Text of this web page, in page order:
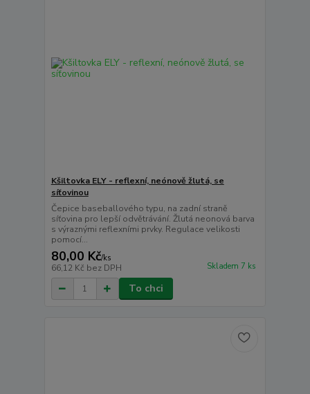
Kšiltovka ELY - reflexní, neónově žlutá, se
síťovinou
Čepice baseballového typu, na zadní straně
síťovina pro lepší odvětrávání. Žlutá neonová barva
s výraznými reflexními prvky. Regulace velikosti
pomocí...
80,00 Kč/ks
66,12 Kč bez DPH Skladem 7 ks
To chci